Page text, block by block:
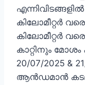
കിലോമീറ്റർ
കിലോമീറ്റർ
കാറ്റിനും
20/07/2025 &
ആൻഡമാൻ